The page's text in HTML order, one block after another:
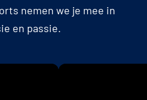
nemen we je mee in
en passie.